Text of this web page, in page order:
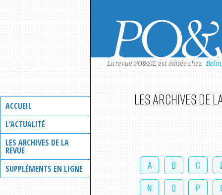
ACCUEIL
L’ACTUALITÉ
LES ARCHIVES DE LA
REVUE
SUPPLÉMENTS EN LIGNE
La revue PO&SIE est éditée chez
Les archives de
A B C
N
O P